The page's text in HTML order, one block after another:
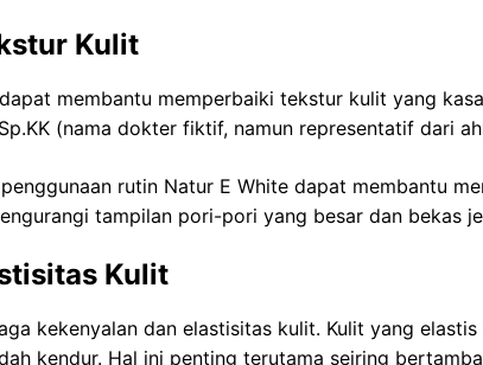
Kulit
membantu memperbaiki tekstur kulit yang
(nama dokter fiktif, namun representatif dari
rutin Natur E White dapat membantu
tampilan pori-pori yang besar dan bekas
Kulit
kekenyalan dan elastisitas kulit. Kulit yang
kendur. Hal ini penting terutama seiring